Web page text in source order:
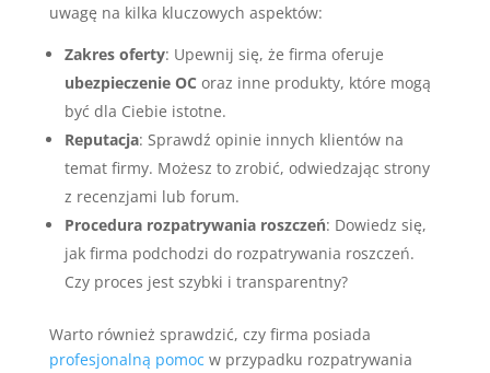
uwagę na kilka kluczowych aspektów:
Zakres oferty: Upewnij się, że firma oferuje
ubezpieczenie OC oraz inne produkty, które mogą
być dla Ciebie istotne.
Reputacja: Sprawdź opinie innych klientów na
temat firmy. Możesz to zrobić, odwiedzając strony
z recenzjami lub forum.
Procedura rozpatrywania roszczeń: Dowiedz się,
jak firma podchodzi do rozpatrywania roszczeń.
Czy proces jest szybki i transparentny?
Warto również sprawdzić, czy firma posiada
profesjonalną pomoc w przypadku rozpatrywania